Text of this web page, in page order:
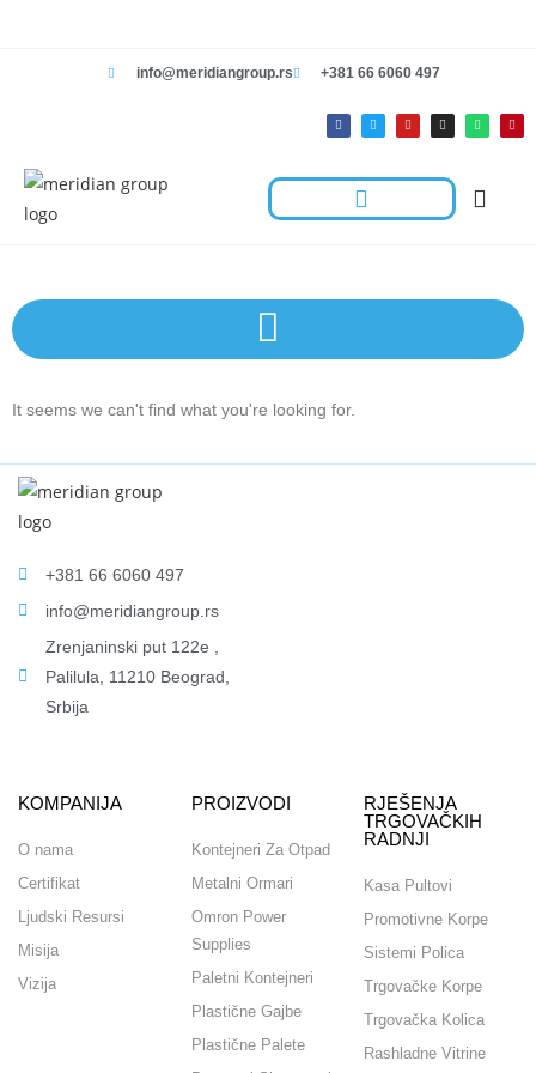
info@meridiangroup.rs +381 66 6060 497
It seems we can't find what you're looking for.
+381 66 6060 497
info@meridiangroup.rs
Zrenjaninski put 122e ,
Palilula, 11210 Beograd,
Srbija
KOMPANIJA
O nama
Certifikat
Ljudski Resursi
Misija
Vizija
PROIZVODI
Kontejneri Za Otpad
Metalni Ormari
Omron Power
Supplies
Paletni Kontejneri
Plastične Gajbe
Plastične Palete
RJEŠENJA
TRGOVAČKIH
RADNJI
Kasa Pultovi
Promotivne Korpe
Sistemi Polica
Trgovačke Korpe
Trgovačka Kolica
Rashladne Vitrine